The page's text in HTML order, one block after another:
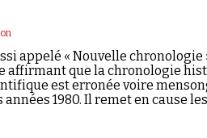
appelé « Nouvelle chronologie
affirmant que la chronologie
est erronée voire
années 1980. Il remet en cause